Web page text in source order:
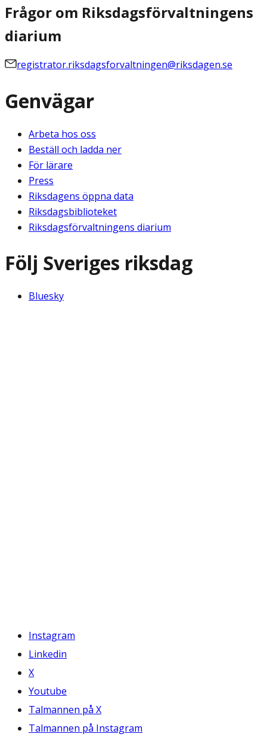
Frågor om Riksdagsförvaltningens
diarium
registrator.riksdagsforvaltningen@riksdagen.se
Genvägar
Arbeta hos oss
Beställ och ladda ner
För lärare
Press
Riksdagens öppna data
Riksdagsbiblioteket
Riksdagsförvaltningens diarium
Följ Sveriges riksdag
Bluesky
Instagram
Linkedin
X
Youtube
Talmannen på X
Talmannen på Instagram